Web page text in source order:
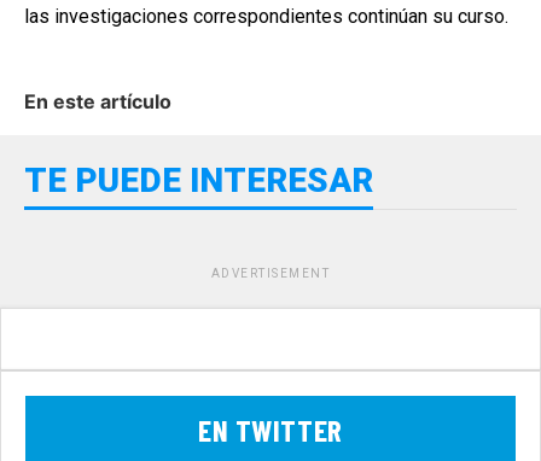
las investigaciones correspondientes continúan su curso.
En este artículo
TE PUEDE INTERESAR
ADVERTISEMENT
EN TWITTER